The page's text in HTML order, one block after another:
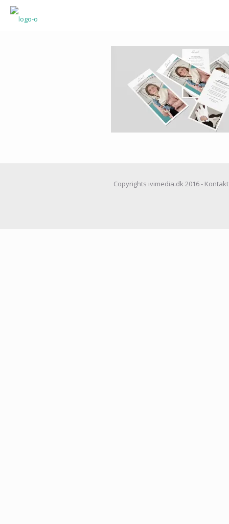
Copyrights ivimedia.dk 2016 -